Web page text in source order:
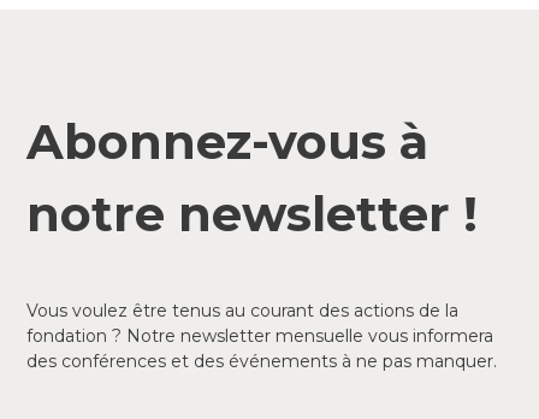
Abonnez-vous à
notre newsletter !
Vous voulez être tenus au courant des actions de la
fondation ? Notre newsletter mensuelle vous informera
des conférences et des événements à ne pas manquer.